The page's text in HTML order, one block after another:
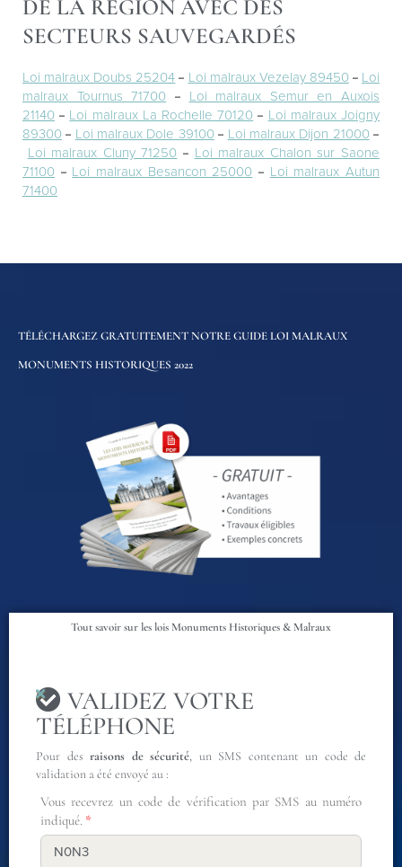
DE LA RÉGION AVEC DES
SECTEURS SAUVEGARDÉS
Loi malraux Doubs 25204 – Loi malraux Vezelay 89450– Loi
malraux Tournus 71700 – Loi malraux Semur en Auxois
21140 – Loi malraux La Rochelle 70120 – Loi malraux Joigny
89300 – Loi malraux Dole 39100– Loi malraux Dijon 21000–
Loi malraux Cluny 71250 – Loi malraux Chalon sur Saone
71100 – Loi malraux Besancon 25000 – Loi malraux Autun
71400
TÉLÉCHARGEZ GRATUITEMENT NOTRE GUIDE LOI MALRAUX
MONUMENTS HISTORIQUES 2022
Tout savoir sur les lois Monuments Historiques & Malraux
VALIDEZ VOTRE
TÉLÉPHONE
Pour des raisons de sécurité, un SMS contenant un code de
validation a été envoyé au :
Vous recevrez un code de vérification par SMS au numéro
indiqué.